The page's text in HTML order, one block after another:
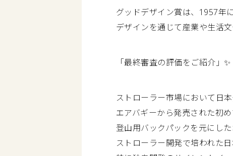
グッドデザイン賞は、1957年
デザインを通じて産業や生活
「最終審査の評価をご紹介」✨
ストローラー市場において日
エアバギーから発売された初
登山用バックパックを元にし
ストローラー開発で培われた